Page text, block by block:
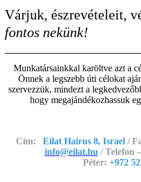
Várjuk, észrevételeit,
fontos nekünk!
Munkatársainkkal karöltve azt a
Önnek a legszebb úti célokat
szervezzük, mindezt a
hogy megajándékozhassuk
Cím: Eilat Hairus 8, Israel/
info@eilat.hu / Telefon
Péter: +972